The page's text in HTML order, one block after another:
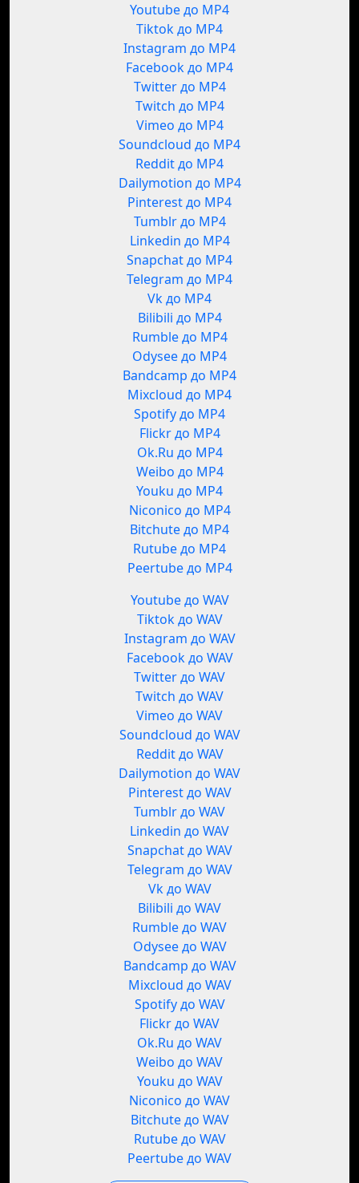
Youtube до MP4
Tiktok до MP4
Instagram до MP4
Facebook до MP4
Twitter до MP4
Twitch до MP4
Vimeo до MP4
Soundcloud до MP4
Reddit до MP4
Dailymotion до MP4
Pinterest до MP4
Tumblr до MP4
Linkedin до MP4
Snapchat до MP4
Telegram до MP4
Vk до MP4
Bilibili до MP4
Rumble до MP4
Odysee до MP4
Bandcamp до MP4
Mixcloud до MP4
Spotify до MP4
Flickr до MP4
Ok.Ru до MP4
Weibo до MP4
Youku до MP4
Niconico до MP4
Bitchute до MP4
Rutube до MP4
Peertube до MP4
Youtube до WAV
Tiktok до WAV
Instagram до WAV
Facebook до WAV
Twitter до WAV
Twitch до WAV
Vimeo до WAV
Soundcloud до WAV
Reddit до WAV
Dailymotion до WAV
Pinterest до WAV
Tumblr до WAV
Linkedin до WAV
Snapchat до WAV
Telegram до WAV
Vk до WAV
Bilibili до WAV
Rumble до WAV
Odysee до WAV
Bandcamp до WAV
Mixcloud до WAV
Spotify до WAV
Flickr до WAV
Ok.Ru до WAV
Weibo до WAV
Youku до WAV
Niconico до WAV
Bitchute до WAV
Rutube до WAV
Peertube до WAV